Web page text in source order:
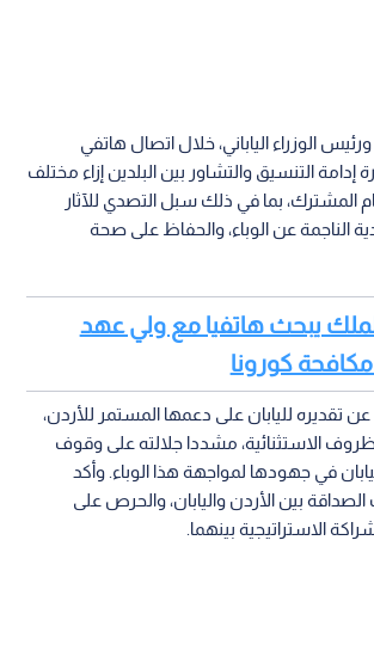
الوزراء الياباني، خلال اتصال هاتفي
التنسيق والتشاور بين البلدين إزاء مختلف
المشترك، بما في ذلك سبل التصدي للآثار
الناجمة عن الوباء، والحفاظ على صحة
الملك يبحث هاتفيا مع ولي عهد
كورونا
تقديره لليابان على دعمها المستمر للأردن،
الاستثنائية، مشددا جلالته على وقوف
في جهودها لمواجهة هذا الوباء. وأكد
بين الأردن واليابان، والحرص على
الاستراتيجية بينهما.